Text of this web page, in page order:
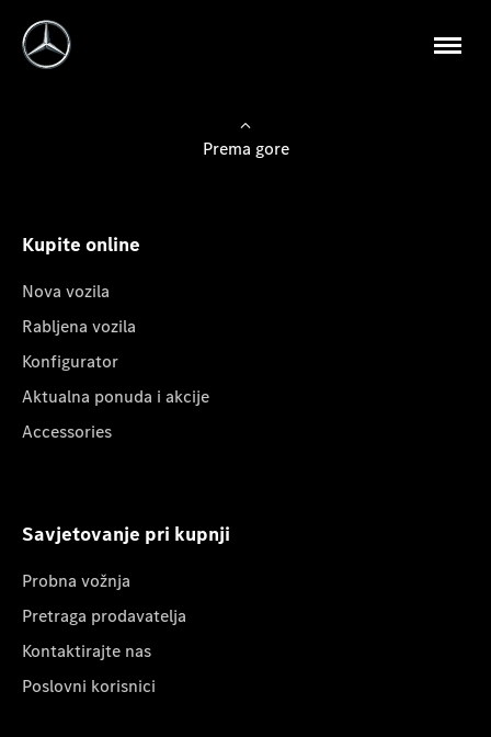
Prema gore
Kupite online
Nova vozila
Rabljena vozila
Konfigurator
Aktualna ponuda i akcije
Accessories
Savjetovanje pri kupnji
Probna vožnja
Pretraga prodavatelja
Kontaktirajte nas
Poslovni korisnici